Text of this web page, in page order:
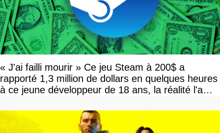
« J'ai failli mourir » Ce jeu Steam à 200$ a
rapporté 1,3 million de dollars en quelques heures
à ce jeune développeur de 18 ans, la réalité l'a